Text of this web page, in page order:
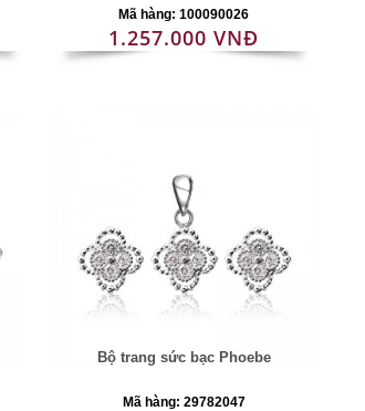
Mã hàng: 100090026
1.257.000 VNĐ
Bộ trang sức bạc Phoebe
Mã hàng: 29782047